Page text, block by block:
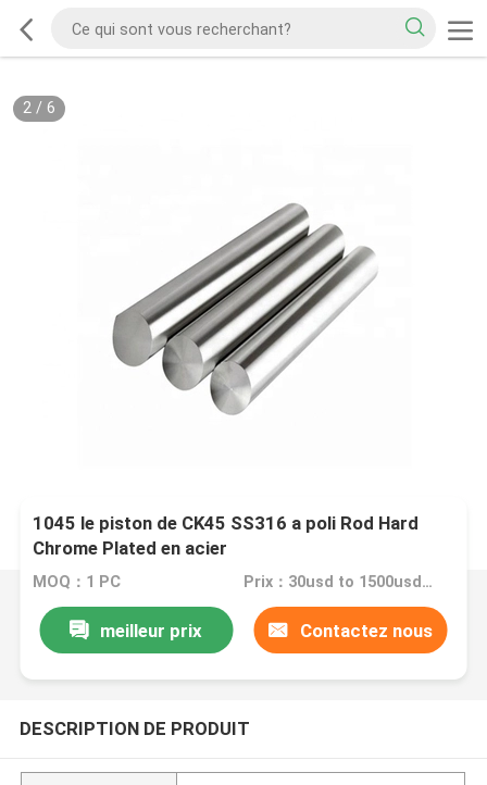
2/ 6
1045 le piston de CK45 SS316 a poli Rod Hard
Chrome Plated en acier
MOQ：1 PC Prix：30usd to 1500usd per piece
meilleur prix Contactez nous
DESCRIPTION DE PRODUIT